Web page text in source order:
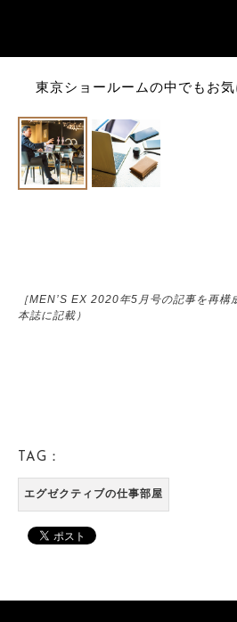
東京ショールームの中でもお気
［MEN’S EX 2020年5月号の記事を再
本誌に記載）
TAG：
エグゼクティブの仕事部屋